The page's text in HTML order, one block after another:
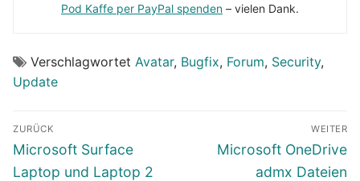
Pod Kaffe per PayPal spenden – vielen Dank.
Verschlagwortet Avatar, Bugfix, Forum, Security,
Update
Beitragsnavigation
ZURÜCK
Vorheriger
Beitrag:
Microsoft Surface
Laptop und Laptop 2
WEITER
Nächster
Beitrag:
Microsoft OneDrive
admx Dateien